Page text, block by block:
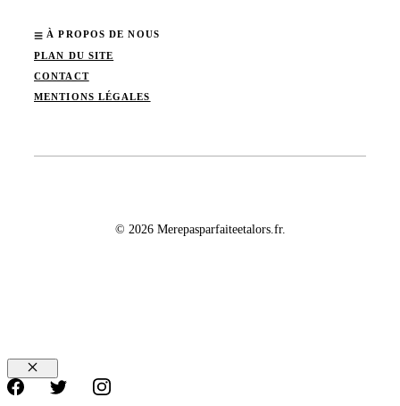
À PROPOS DE NOUS
PLAN DU SITE
CONTACT
MENTIONS LÉGALES
© 2026 Merepasparfaiteetalors.fr.
Fermer